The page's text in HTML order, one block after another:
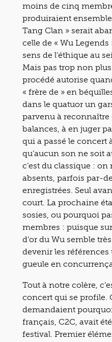
moins de cinq
produiraient
Tang Clan » serait
celle de « Wu
sens de l’éthique au
Mais pas trop non
procédé autorise
« frère de » en
dans le quatuor un
parvenu à reconnaître
balances, à en juger
qui a passé le concert
qu’aucun son ne soit
c’est du classique :
absents, parfois par-
enregistrées. Seul
court. La prochaine
sosies, ou pourquoi
membres : puisque
d’or du Wu semble
devenir les
gueule en
Tout à notre colère,
concert qui se profile.
demandaient
français, C2C, avait
festival. Premier